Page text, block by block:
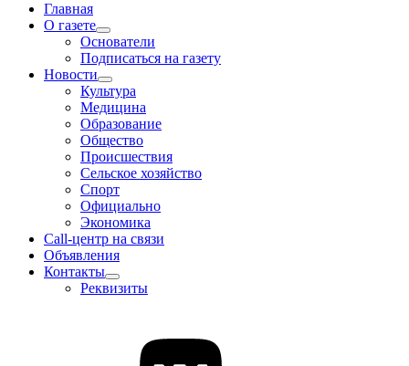
Главная
О газете
Основатели
Подписаться на газету
Новости
Культура
Медицина
Образование
Общество
Происшествия
Сельское хозяйство
Спорт
Официально
Экономика
Call-центр на связи
Объявления
Контакты
Реквизиты